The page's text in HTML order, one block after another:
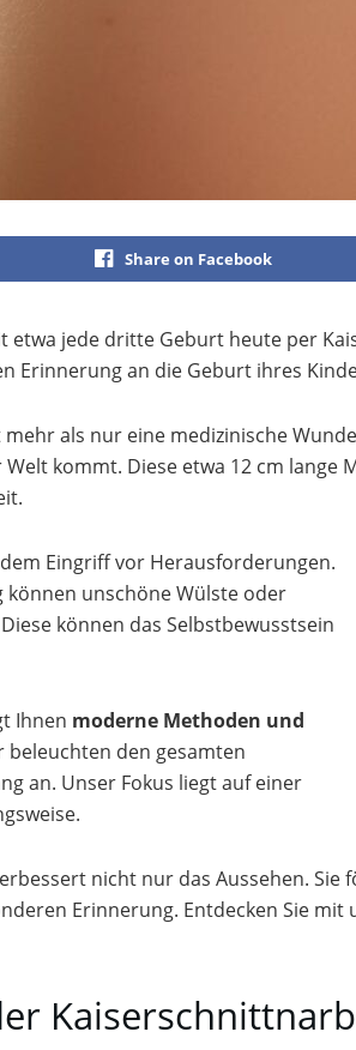
Share on Facebook
etwa jede dritte Geburt heute per
Erinnerung an die Geburt ihres
als nur eine medizinische
Welt kommt. Diese etwa 12 cm
Eingriff vor Herausforderungen.
können unschöne Wülste oder
können das Selbstbewusstsein
Ihnen moderne Methoden und
beleuchten den gesamten
an. Unser Fokus liegt auf einer
nicht nur das Aussehen.
Erinnerung. Entdecken Sie